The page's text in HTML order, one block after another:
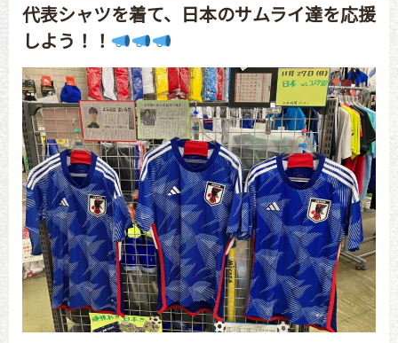
代表シャツを着て、日本のサムライ達を応援
しよう！！